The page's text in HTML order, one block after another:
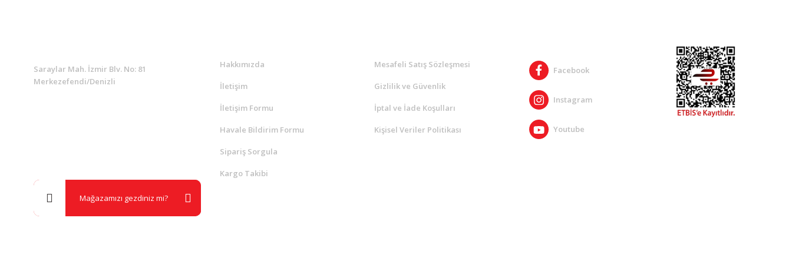
Saraylar Mah. İzmir Blv. No: 81
Merkezefendi/Denizli
Mağazamızı gezdiniz mi?
Hakkımızda
İletişim
İletişim Formu
Havale Bildirim Formu
Sipariş Sorgula
Kargo Takibi
Mesafeli Satış Sözleşmesi
Gizlilik ve Güvenlik
İptal ve İade Koşulları
Kişisel Veriler Politikası
Facebook
Instagram
Youtube